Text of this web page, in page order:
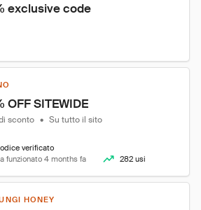
exclusive code
OFF SITEWIDE
sconto • Su tutto il sito
verificato
funzionato 4 months fa
282 usi
HONEY